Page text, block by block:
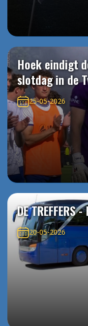
Hoek eindigt
slotdag in de
25-05-2026
DE TREFFERS
20-05-2026